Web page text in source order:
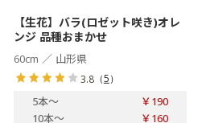
【生花】バラ(ロゼット咲き)オレ
ンジ 品種おまかせ
60cm ／ 山形県
3.8 （5）
5本～
￥190
10本～ ￥160